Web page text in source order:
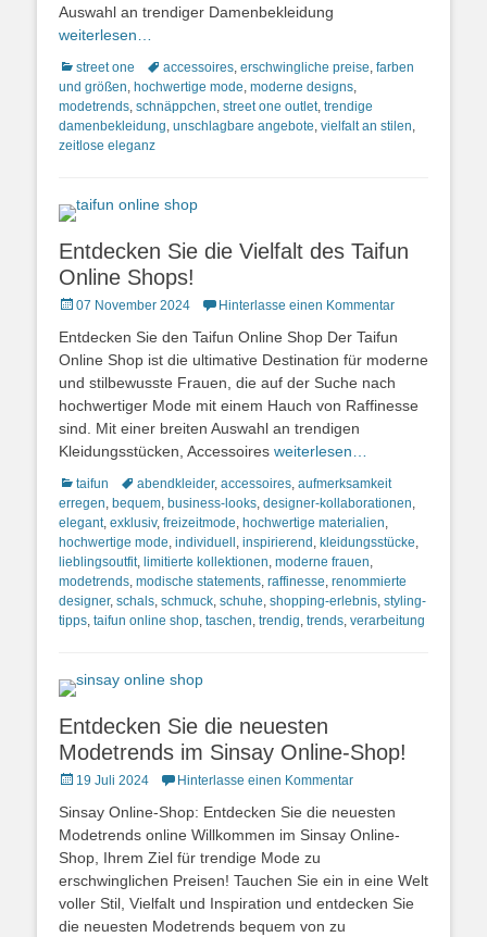
Auswahl an trendiger Damenbekleidung
weiterlesen…
Kategorien
street one Schlagworte
accessoires, erschwingliche preise, farben
und größen, hochwertige mode, moderne designs,
modetrends, schnäppchen, street one outlet, trendige
damenbekleidung, unschlagbare angebote, vielfalt an stilen,
zeitlose eleganz
Entdecken Sie die Vielfalt des Taifun
Online Shops!
Posted
07 November 2024 Hinterlasse einen Kommentar
Entdecken Sie den Taifun Online Shop Der Taifun
Online Shop ist die ultimative Destination für moderne
und stilbewusste Frauen, die auf der Suche nach
hochwertiger Mode mit einem Hauch von Raffinesse
sind. Mit einer breiten Auswahl an trendigen
Kleidungsstücken, Accessoires weiterlesen…
Kategorien
taifun Schlagworte
abendkleider, accessoires, aufmerksamkeit
erregen, bequem, business-looks, designer-kollaborationen,
elegant, exklusiv, freizeitmode, hochwertige materialien,
hochwertige mode, individuell , inspirierend , kleidungsstücke,
lieblingsoutfit, limitierte kollektionen, moderne frauen,
modetrends, modische statements, raffinesse, renommierte
designer, schals, schmuck, schuhe, shopping-erlebnis, styling-
tipps, taifun online shop, taschen, trendig, trends, verarbeitung
Entdecken Sie die neuesten
Modetrends im Sinsay Online-Shop!
Posted
19 Juli 2024 Hinterlasse einen Kommentar
Sinsay Online-Shop: Entdecken Sie die neuesten
Modetrends online Willkommen im Sinsay Online-
Shop, Ihrem Ziel für trendige Mode zu
erschwinglichen Preisen! Tauchen Sie ein in eine Welt
voller Stil, Vielfalt und Inspiration und entdecken Sie
die neuesten Modetrends bequem von zu